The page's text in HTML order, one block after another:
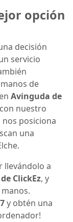
opción
decisión
servicio
de
en Avinguda de
nuestro
nos posiciona
una
llevándolo a
ClickEz, y
y obtén una